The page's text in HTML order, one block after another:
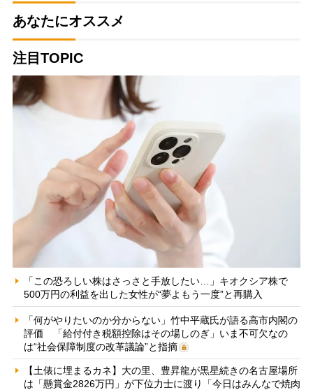
あなたにオススメ
注目TOPIC
「この恐ろしい株はさっさと手放したい…」キオクシア株で
500万円の利益を出した女性が“夢よもう一度”と再購入
「何がやりたいのか分からない」竹中平蔵氏が語る高市内閣の
評価 「給付付き税額控除はその場しのぎ」いま不可欠なの
は“社会保障制度の改革議論”と指摘
【土俵に埋まるカネ】大の里、豊昇龍が黒星続きの名古屋場所
は「懸賞金2826万円」が下位力士に渡り「今日はみんなで焼肉